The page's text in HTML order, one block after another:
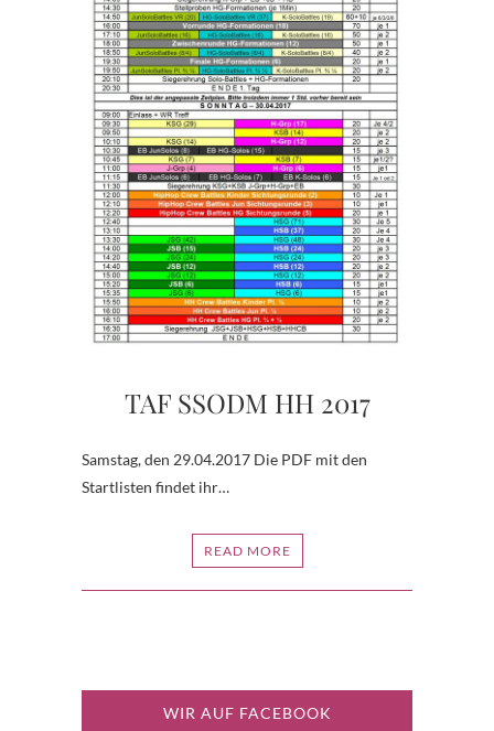
TAF SSODM HH 2017
Samstag, den 29.04.2017 Die PDF mit den
Startlisten findet ihr…
READ MORE
WIR AUF FACEBOOK